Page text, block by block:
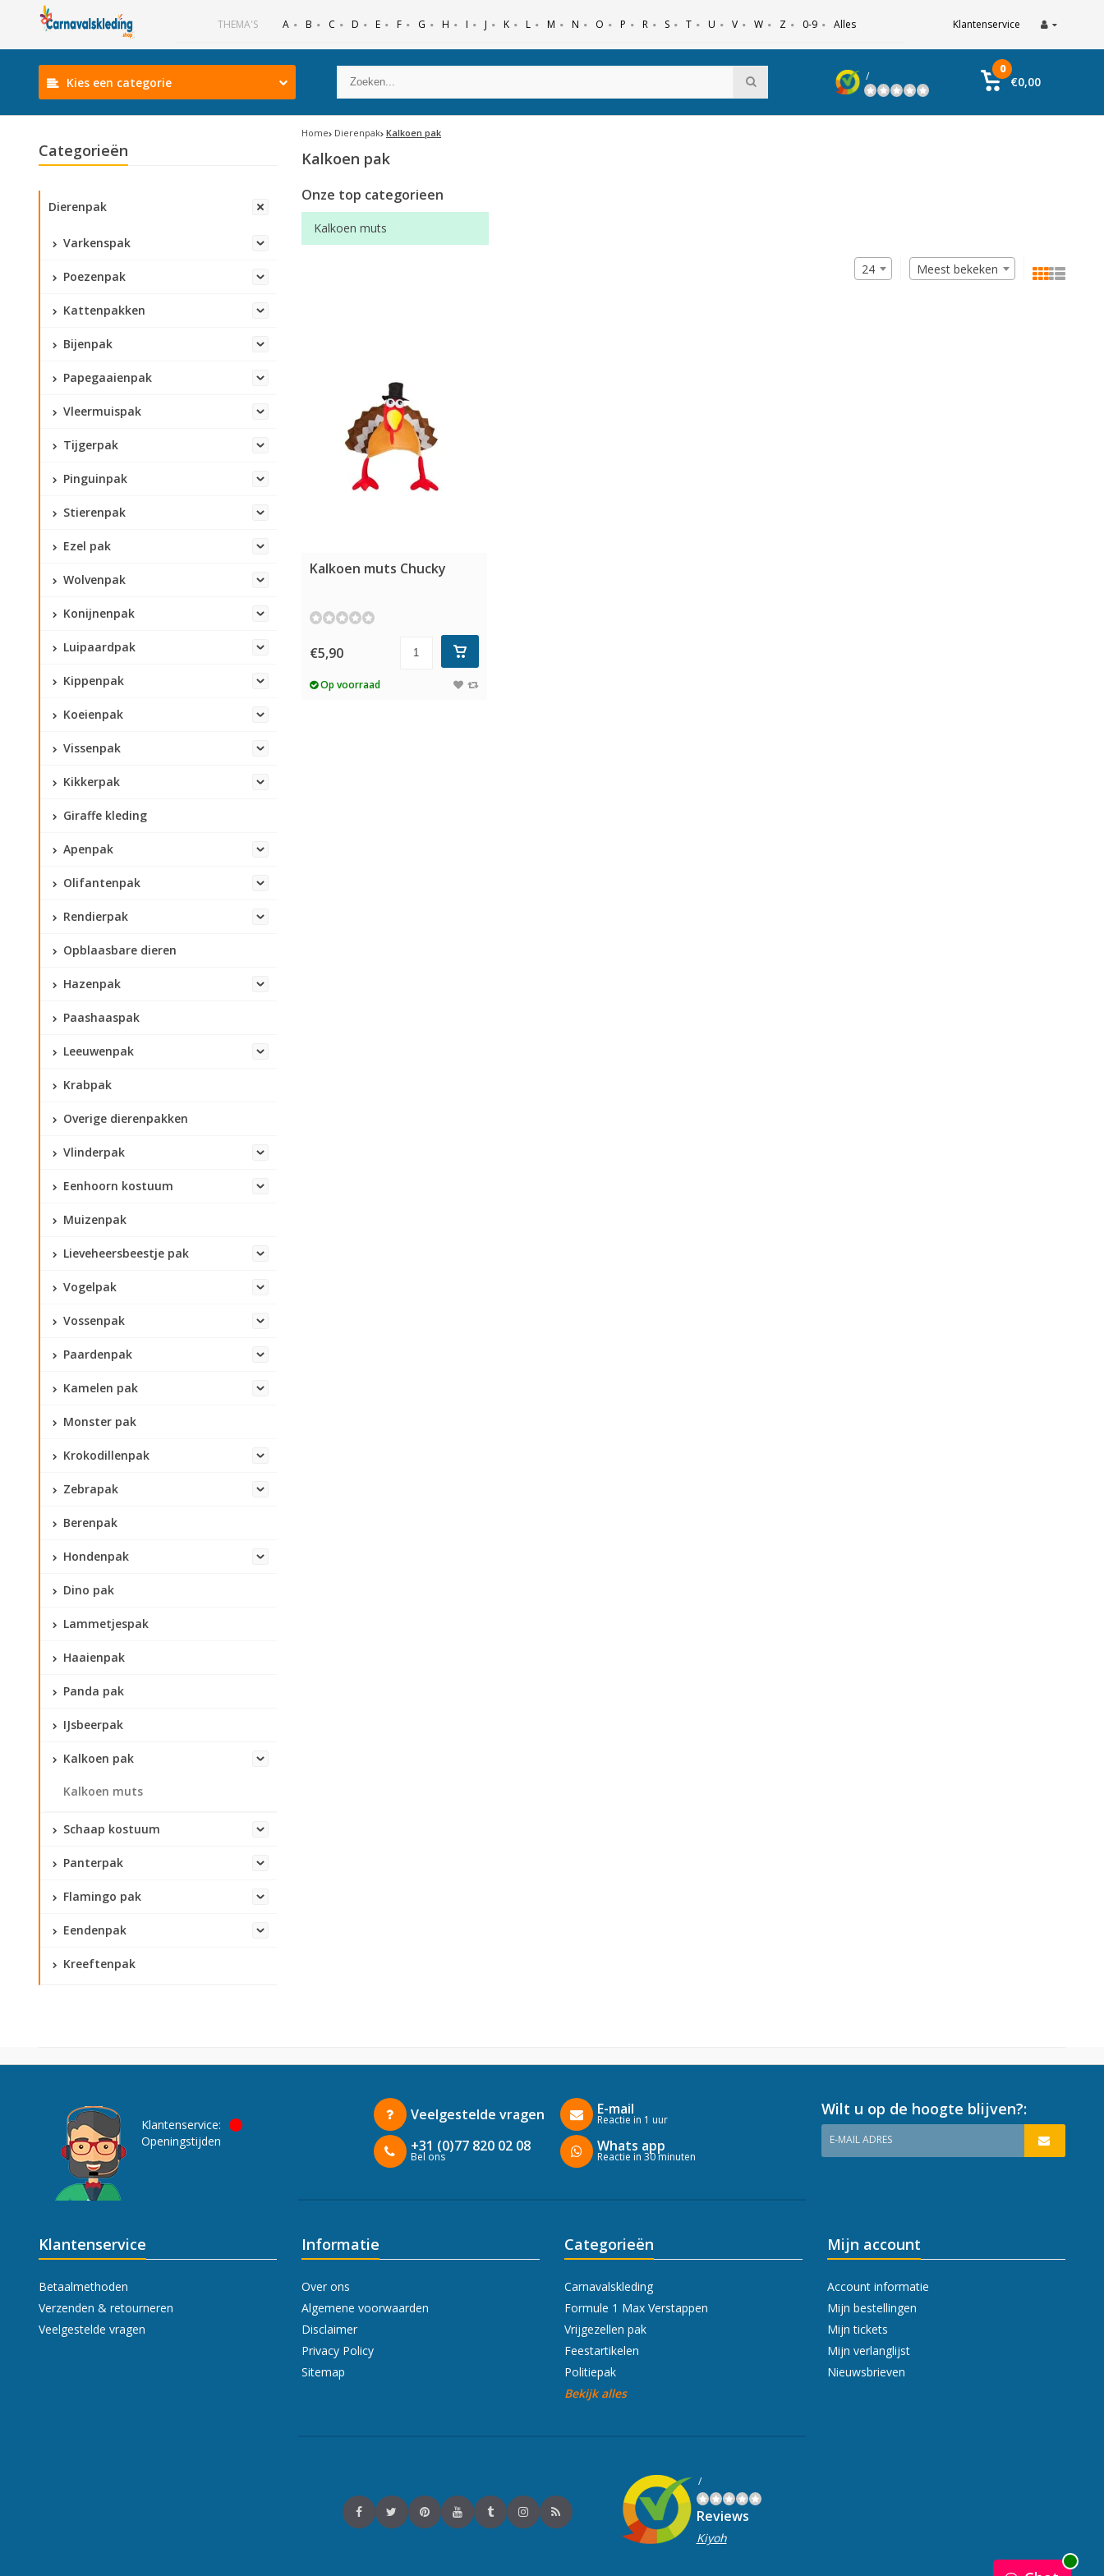
THEMA'S A B C D E F G H I J K L M N O P R S T U V W Z 0-9 Alles Klantenservice
Kies een categorie /
0
€0,00
Categorieën
Dierenpak
Varkenspak
Poezenpak
Kattenpakken
Bijenpak
Papegaaienpak
Vleermuispak
Tijgerpak
Pinguinpak
Stierenpak
Ezel pak
Wolvenpak
Konijnenpak
Luipaardpak
Kippenpak
Koeienpak
Vissenpak
Kikkerpak
Giraffe kleding
Apenpak
Olifantenpak
Rendierpak
Opblaasbare dieren
Hazenpak
Paashaaspak
Leeuwenpak
Krabpak
Overige dierenpakken
Vlinderpak
Eenhoorn kostuum
Muizenpak
Lieveheersbeestje pak
Vogelpak
Vossenpak
Paardenpak
Kamelen pak
Monster pak
Krokodillenpak
Zebrapak
Berenpak
Hondenpak
Dino pak
Lammetjespak
Haaienpak
Panda pak
IJsbeerpak
Kalkoen pak
Kalkoen muts
Schaap kostuum
Panterpak
Flamingo pak
Eendenpak
Kreeftenpak
Home Dierenpak Kalkoen pak
Kalkoen pak
Onze top categorieen
Kalkoen muts
Meest bekeken
24
Kalkoen muts Chucky
€5,90
Op voorraad
Klantenservice:
Openingstijden
Veelgestelde vragen
+31 (0)77 820 02 08
Bel ons
E-mail
Reactie in 1 uur
Whats app
Reactie in 30 minuten
Wilt u op de hoogte blijven?:
E-MAIL ADRES
Klantenservice
Betaalmethoden
Verzenden & retourneren
Veelgestelde vragen
Informatie
Over ons
Algemene voorwaarden
Disclaimer
Privacy Policy
Sitemap
Categorieën
Carnavalskleding
Formule 1 Max Verstappen
Vrijgezellen pak
Feestartikelen
Politiepak
Bekijk alles
Mijn account
Account informatie
Mijn bestellingen
Mijn tickets
Mijn verlanglijst
Nieuwsbrieven
/
Reviews
Kiyoh